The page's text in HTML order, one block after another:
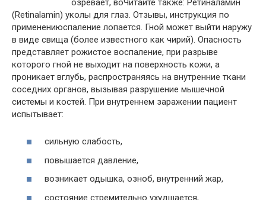
(Retinalamin) уколы для глаз. Отзывы, инструкция по
применениюспаление лопается. Гной может выйти наружу
в виде свища (более известного как чирий). Опасность
представляет рожистое воспаление, при разрыве
которого гной не выходит на поверхность кожи, а
проникает вглубь, распространяясь на внутренние ткани
соседних органов, вызывая разрушение мышечной
системы и костей. При внутреннем заражении пациент
испытывает:
сильную слабость,
повышается давление,
возникает одышка, озноб, внутренний жар,
состояние стремительно ухудшается,